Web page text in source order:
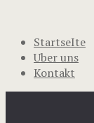
StartseIte
Uber uns
Kontakt